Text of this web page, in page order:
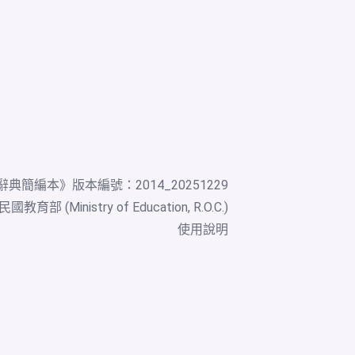
典簡編本》版本編號：2014_20251229
國教育部 (Ministry of Education, R.O.C.)
使用說明